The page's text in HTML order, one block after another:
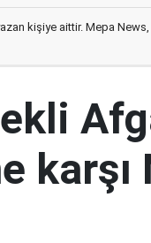
kişiye aittir. Mepa
karşı